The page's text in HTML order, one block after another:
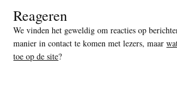
Reageren
We vinden het geweldig om reacties op
manier in contact te komen met lezers, maar
toe op de site?